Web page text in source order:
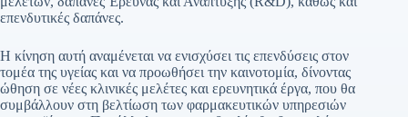
επενδυτικές δαπάνες.
Η κίνηση αυτή αναμένεται να ενισχύσει τις επενδύσεις στον
τομέα της υγείας και να προωθήσει την καινοτομία, δίνοντας
ώθηση σε νέες κλινικές μελέτες και ερευνητικά έργα, που θα
συμβάλλουν στη βελτίωση των φαρμακευτικών υπηρεσιών